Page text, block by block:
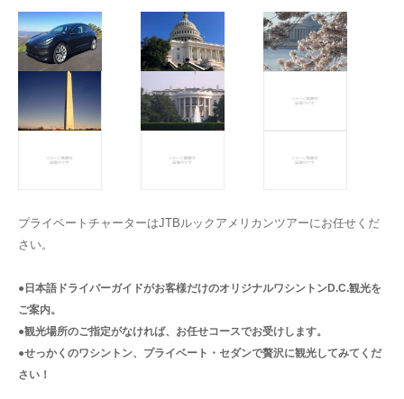
プライベートチャーターはJTBルックアメリカンツアーにお任せくだ
さい。
●日本語ドライバーガイドがお客様だけのオリジナルワシントンD.C.観光を
ご案内。
●観光場所のご指定がなければ、お任せコースでお受けします。
●せっかくのワシントン、プライベート・セダンで贅沢に観光してみてくだ
さい！